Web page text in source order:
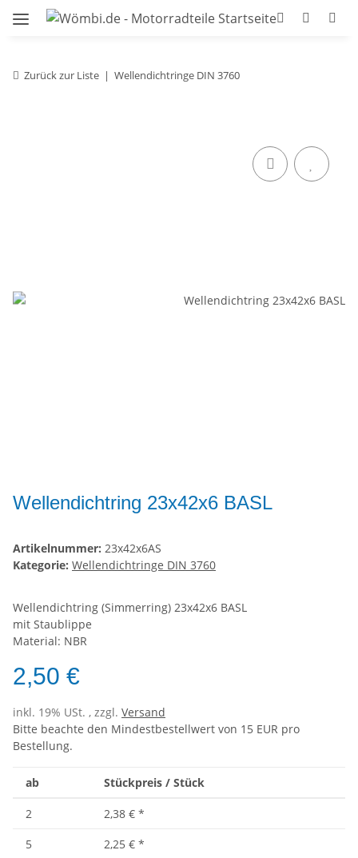
Zurück zur Liste Wellendichtringe DIN 3760
Wellendichtring 23x42x6 BASL
Artikelnummer: 23x42x6AS
Kategorie: Wellendichtringe DIN 3760
Wellendichtring (Simmerring) 23x42x6 BASL
mit Staublippe
Material: NBR
2,50 €
inkl. 19% USt. , zzgl. Versand
Bitte beachte den Mindestbestellwert von 15 EUR pro
Bestellung.
ab Stückpreis / Stück
2 2,38 € *
5
2,25 € *